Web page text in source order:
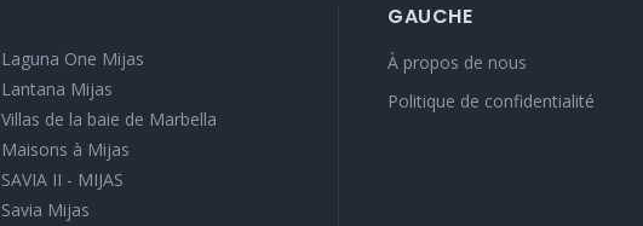
Laguna One Mijas
Lantana Mijas
Villas de la baie de Marbella
Maisons à Mijas
SAVIA II - MIJAS
Savia Mijas
GAUCHE
À propos de nous
Politique de confidentialité